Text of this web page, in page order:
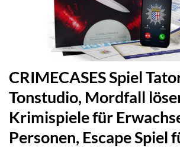
CRIMECASES Spiel
Tonstudio, Mordfall
Krimispiele für
Personen, Escape Spiel